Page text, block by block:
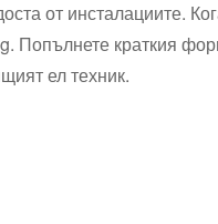
от инсталациите.
Попълнете краткия
ел техник.